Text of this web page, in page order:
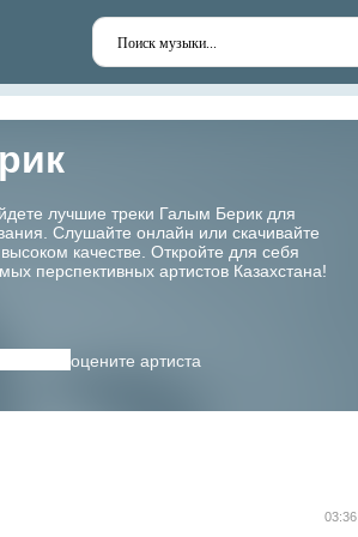
лучшие треки Галым Берик для
Слушайте онлайн или скачивайте
качестве. Откройте для себя
перспективных артистов Казахстана!
оцените артиста
03:36